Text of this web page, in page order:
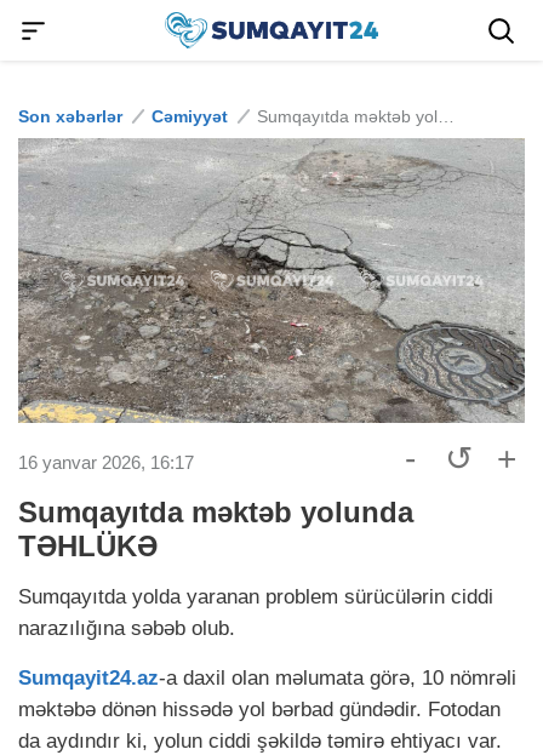
Son xəbərlər Cəmiyyət
16 yanvar 2026, 16:17 - ↺ +
Sumqayıtda məktəb yolunda
TƏHLÜKƏ
Sumqayıtda yolda yaranan problem sürücülərin ciddi
narazılığına səbəb olub.
Sumqayit24.az-a daxil olan məlumata görə, 10 nömrəli
məktəbə dönən hissədə yol bərbad gündədir. Fotodan
da aydındır ki, yolun ciddi şəkildə təmirə ehtiyacı var.